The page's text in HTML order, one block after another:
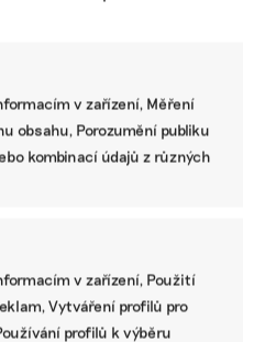
v zařízení, Měření
obsahu, Porozumění publiku
kombinací údajů z různých
v zařízení, Použití
Vytváření profilů pro
profilů k výběru